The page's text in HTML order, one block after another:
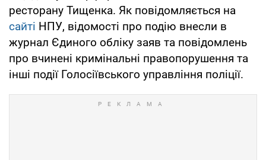
ресторану Тищенка. Як повідомляється на
сайті НПУ, відомості про подію внесли в
журнал Єдиного обліку заяв та повідомлень
про вчинені кримінальні правопорушення та
інші події Голосіївського управління поліції.